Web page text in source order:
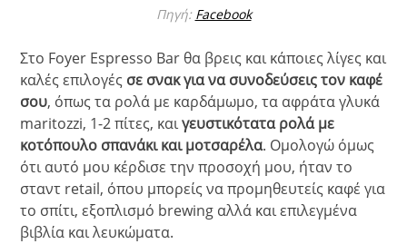
Πηγή: Facebook
Στο Foyer Espresso Bar θα βρεις και κάποιες λίγες και
καλές επιλογές σε σνακ για να συνοδεύσεις τον καφέ
σου, όπως τα ρολά με καρδάμωμο, τα αφράτα γλυκά
maritozzi, 1-2 πίτες, καιγευστικότατα ρολά με
κοτόπουλο σπανάκι και μοτσαρέλα. Ομολογώ όμως
ότι αυτό μου κέρδισε την προσοχή μου, ήταν το
σταντ retail, όπου μπορείς να προμηθευτείς καφέ για
το σπίτι, εξοπλισμό brewing αλλά και επιλεγμένα
βιβλία και λευκώματα.